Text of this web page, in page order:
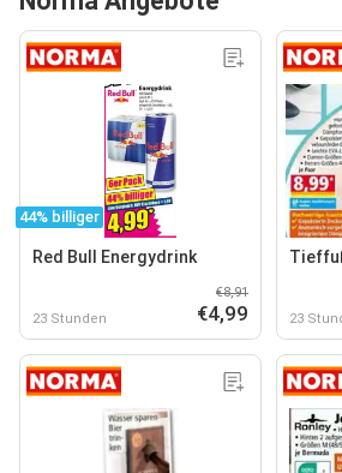
44% billiger
Red Bull Energydrink
23 Stunden
€8,91
€4,99 23